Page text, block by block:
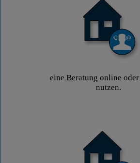
eine Beratung online
nutzen.